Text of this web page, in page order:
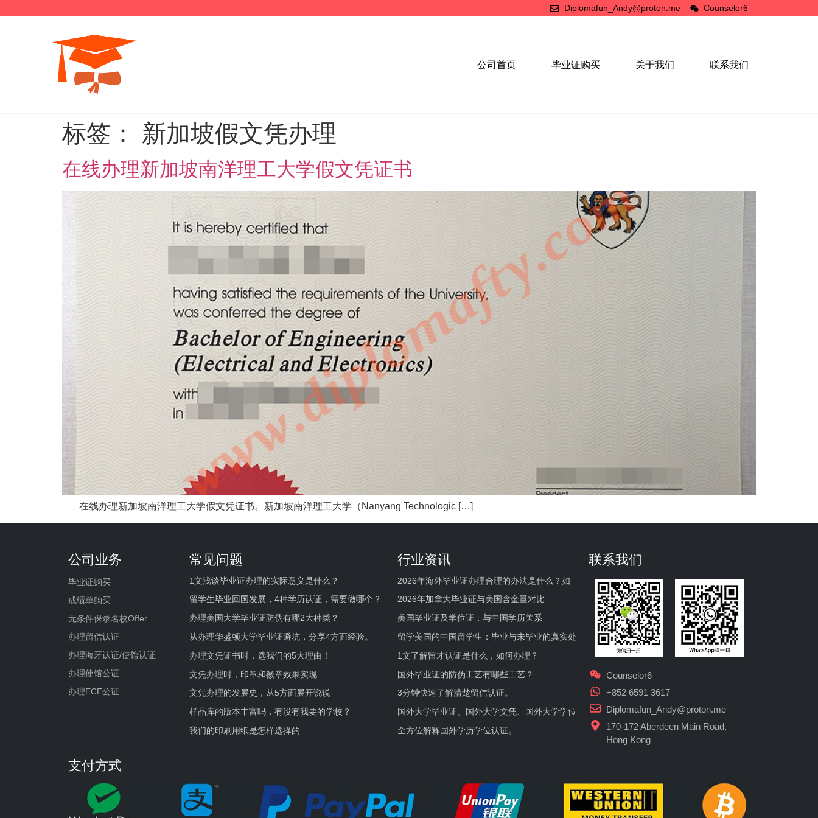
Diplomafun_Andy@proton.me Counselor6
公司首页 毕业证购买 关于我们 联系我们
标签： 新加坡假文凭办理
在线办理新加坡南洋理工大学假文凭证书
在线办理新加坡南洋理工大学假文凭证书。新加坡南洋理工大学（Nanyang Technologic […]
公司业务
毕业证购买
成绩单购买
无条件保录名校Offer
办理留信认证
办理海牙认证/使馆认证
办理使馆公证
办理ECE公证
常见问题
1文浅谈毕业证办理的实际意义是什么？
留学生毕业回国发展，4种学历认证，需要做哪个？
办理美国大学毕业证防伪有哪2大种类？
从办理华盛顿大学毕业证避坑，分享4方面经验。
办理文凭证书时，选我们的5大理由！
文凭办理时，印章和徽章效果实现
文凭办理的发展史，从5方面展开说说
样品库的版本丰富吗，有没有我要的学校？
我们的印刷用纸是怎样选择的
行业资讯
2026年海外毕业证办理合理的办法是什么？如
2026年加拿大毕业证与美国含金量对比
美国毕业证及学位证，与中国学历关系
留学美国的中国留学生：毕业与未毕业的真实处
1文了解留才认证是什么，如何办理？
国外毕业证的防伪工艺有哪些工艺？
3分钟快速了解清楚留信认证。
国外大学毕业证、国外大学文凭、国外大学学位
全方位解释国外学历学位认证。
联系我们
Counselor6
+852 6591 3617
Diplomafun_Andy@proton.me
170-172 Aberdeen Main Road,
Hong Kong
支付方式